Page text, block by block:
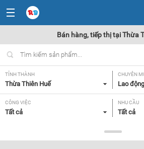
Bán hàng, tiếp thị tại Thừa
TỈNH THÀNH
Thừa Thiên Huế
CHUYÊN
Lao
CÔNG VIỆC
Tất cả
NHU CẦU
Tất cả
Tất cả